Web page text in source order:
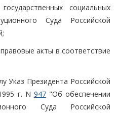
социальных
Суда Российской
акты в соответствие
Указ Президента Российской
г. N 947"Об обеспечении
Суда Российской